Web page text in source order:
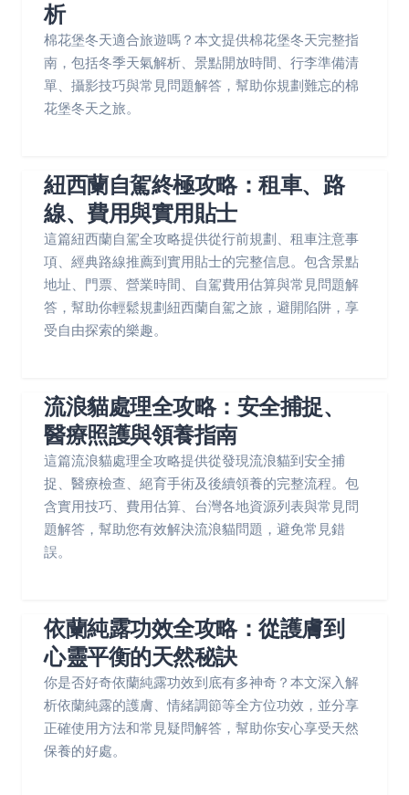
析
棉花堡冬天適合旅遊嗎？本文提供棉花堡冬天完整指
南，包括冬季天氣解析、景點開放時間、行李準備清
單、攝影技巧與常見問題解答，幫助你規劃難忘的棉
花堡冬天之旅。
紐西蘭自駕終極攻略：租車、路
線、費用與實用貼士
這篇紐西蘭自駕全攻略提供從行前規劃、租車注意事
項、經典路線推薦到實用貼士的完整信息。包含景點
地址、門票、營業時間、自駕費用估算與常見問題解
答，幫助你輕鬆規劃紐西蘭自駕之旅，避開陷阱，享
受自由探索的樂趣。
流浪貓處理全攻略：安全捕捉、
醫療照護與領養指南
這篇流浪貓處理全攻略提供從發現流浪貓到安全捕
捉、醫療檢查、絕育手術及後續領養的完整流程。包
含實用技巧、費用估算、台灣各地資源列表與常見問
題解答，幫助您有效解決流浪貓問題，避免常見錯
誤。
依蘭純露功效全攻略：從護膚到
心靈平衡的天然秘訣
你是否好奇依蘭純露功效到底有多神奇？本文深入解
析依蘭純露的護膚、情緒調節等全方位功效，並分享
正確使用方法和常見疑問解答，幫助你安心享受天然
保養的好處。